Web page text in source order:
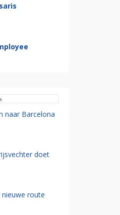
naar Barcelona
doet
route